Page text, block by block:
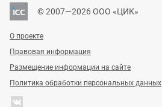
© 2007—2026 ООО «ЦИК»
О проекте
Правовая информация
Размещение информации на сайте
Политика обработки персональных данных